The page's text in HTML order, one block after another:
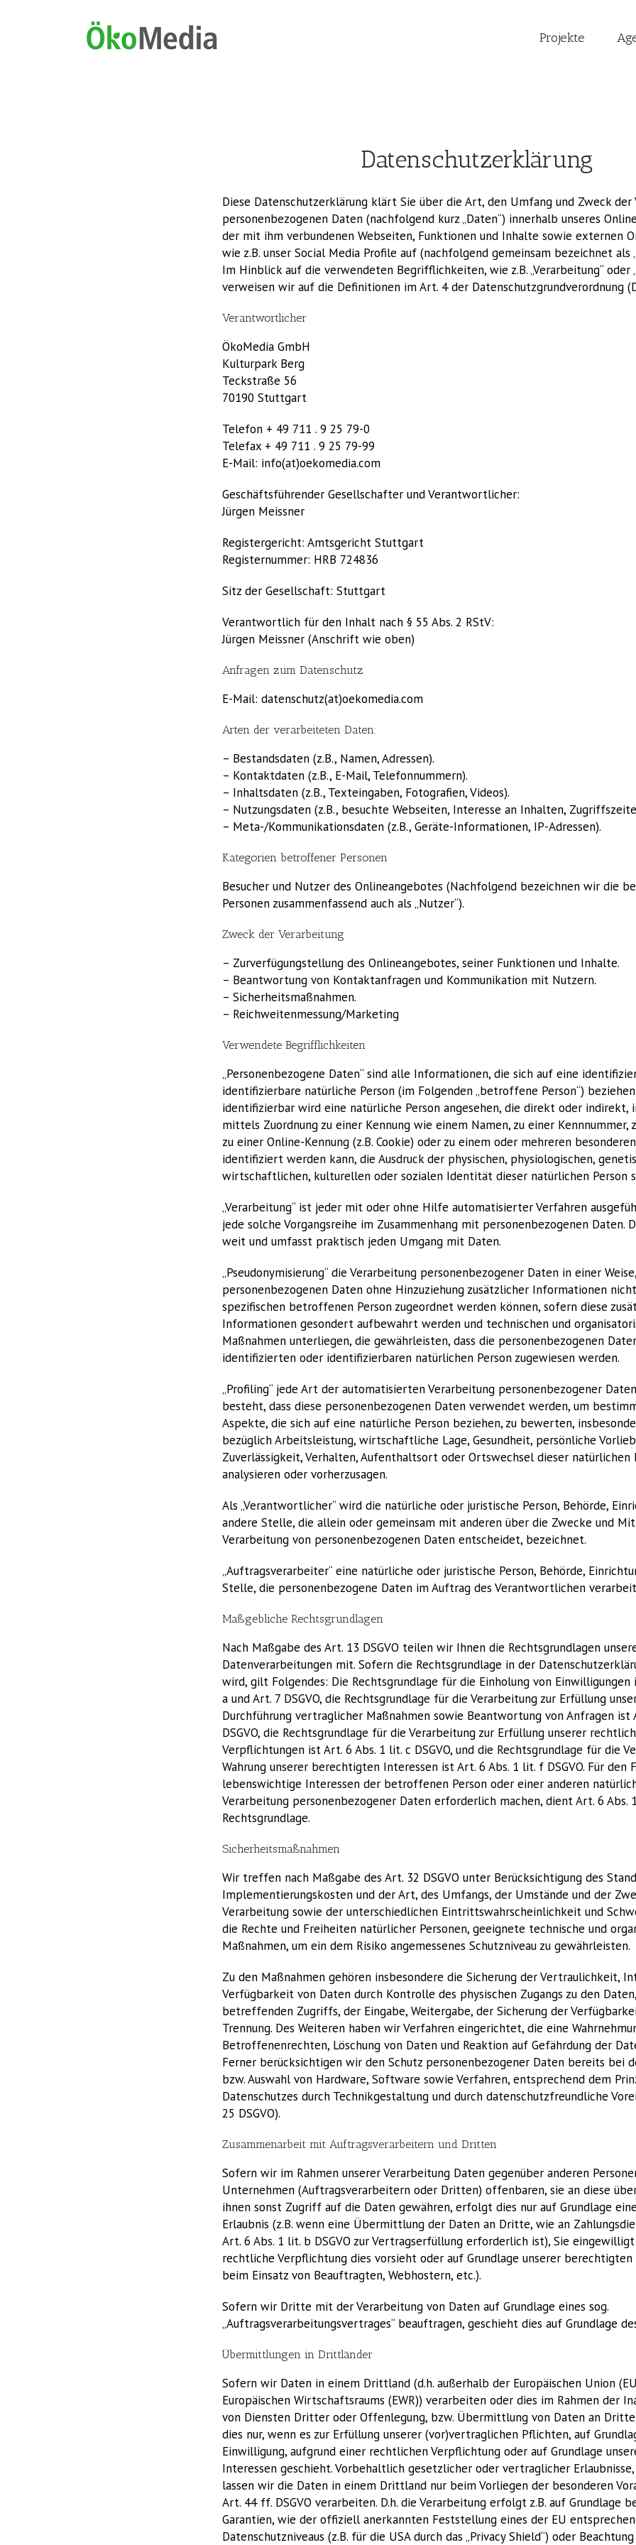
Projekte
Datenschutzerklärung
Diese Datenschutzerklärung klärt Sie über die Art, den Umfang und Zweck der
personenbezogenen Daten (nachfolgend kurz „Daten“) innerhalb unseres
der mit ihm verbundenen Webseiten, Funktionen und Inhalte sowie externen
wie z.B. unser Social Media Profile auf (nachfolgend gemeinsam bezeichnet als
Im Hinblick auf die verwendeten Begrifflichkeiten, wie z.B. „Verarbeitung“ oder
verweisen wir auf die Definitionen im Art. 4 der Datenschutzgrundverordnung
Verantwortlicher
ÖkoMedia GmbH
Kulturpark Berg
Teckstraße 56
70190 Stuttgart
Telefon + 49 711 . 9 25 79-0
Telefax + 49 711 . 9 25 79-99
E-Mail: info(at)oekomedia.com
Geschäftsführender Gesellschafter und Verantwortlicher:
Jürgen Meissner
Registergericht: Amtsgericht Stuttgart
Registernummer: HRB 724836
Sitz der Gesellschaft: Stuttgart
Verantwortlich für den Inhalt nach § 55 Abs. 2 RStV:
Jürgen Meissner (Anschrift wie oben)
Anfragen zum Datenschutz
E-Mail: datenschutz(at)oekomedia.com
Arten der verarbeiteten Daten:
– Bestandsdaten (z.B., Namen, Adressen).
– Kontaktdaten (z.B., E-Mail, Telefonnummern).
– Inhaltsdaten (z.B., Texteingaben, Fotografien, Videos).
– Nutzungsdaten (z.B., besuchte Webseiten, Interesse an Inhalten,
– Meta-/Kommunikationsdaten (z.B., Geräte-Informationen, IP-Adressen).
Kategorien betroffener Personen
Besucher und Nutzer des Onlineangebotes (Nachfolgend bezeichnen wir die
Personen zusammenfassend auch als „Nutzer“).
Zweck der Verarbeitung
– Zurverfügungstellung des Onlineangebotes, seiner Funktionen und Inhalte.
– Beantwortung von Kontaktanfragen und Kommunikation mit Nutzern.
– Sicherheitsmaßnahmen.
– Reichweitenmessung/Marketing
Verwendete Begrifflichkeiten
„Personenbezogene Daten“ sind alle Informationen, die sich auf eine
identifizierbare natürliche Person (im Folgenden „betroffene Person“)
identifizierbar wird eine natürliche Person angesehen, die direkt oder indirekt,
mittels Zuordnung zu einer Kennung wie einem Namen, zu einer Kennnummer,
zu einer Online-Kennung (z.B. Cookie) oder zu einem oder mehreren
identifiziert werden kann, die Ausdruck der physischen, physiologischen,
wirtschaftlichen, kulturellen oder sozialen Identität dieser natürlichen Person
„Verarbeitung“ ist jeder mit oder ohne Hilfe automatisierter Verfahren
jede solche Vorgangsreihe im Zusammenhang mit personenbezogenen Daten.
weit und umfasst praktisch jeden Umgang mit Daten.
„Pseudonymisierung“ die Verarbeitung personenbezogener Daten in einer
personenbezogenen Daten ohne Hinzuziehung zusätzlicher Informationen
spezifischen betroffenen Person zugeordnet werden können, sofern diese
Informationen gesondert aufbewahrt werden und technischen und
Maßnahmen unterliegen, die gewährleisten, dass die personenbezogenen
identifizierten oder identifizierbaren natürlichen Person zugewiesen werden.
„Profiling“ jede Art der automatisierten Verarbeitung personenbezogener
besteht, dass diese personenbezogenen Daten verwendet werden, um
Aspekte, die sich auf eine natürliche Person beziehen, zu bewerten,
bezüglich Arbeitsleistung, wirtschaftliche Lage, Gesundheit, persönliche
Zuverlässigkeit, Verhalten, Aufenthaltsort oder Ortswechsel dieser natürlichen
analysieren oder vorherzusagen.
Als „Verantwortlicher“ wird die natürliche oder juristische Person, Behörde,
andere Stelle, die allein oder gemeinsam mit anderen über die Zwecke und
Verarbeitung von personenbezogenen Daten entscheidet, bezeichnet.
„Auftragsverarbeiter“ eine natürliche oder juristische Person, Behörde,
Stelle, die personenbezogene Daten im Auftrag des Verantwortlichen
Maßgebliche Rechtsgrundlagen
Nach Maßgabe des Art. 13 DSGVO teilen wir Ihnen die Rechtsgrundlagen
Datenverarbeitungen mit. Sofern die Rechtsgrundlage in der
wird, gilt Folgendes: Die Rechtsgrundlage für die Einholung von Einwilligungen
a und Art. 7 DSGVO, die Rechtsgrundlage für die Verarbeitung zur Erfüllung
Durchführung vertraglicher Maßnahmen sowie Beantwortung von Anfragen ist
DSGVO, die Rechtsgrundlage für die Verarbeitung zur Erfüllung unserer
Verpflichtungen ist Art. 6 Abs. 1 lit. c DSGVO, und die Rechtsgrundlage für die
Wahrung unserer berechtigten Interessen ist Art. 6 Abs. 1 lit. f DSGVO. Für den
lebenswichtige Interessen der betroffenen Person oder einer anderen
Verarbeitung personenbezogener Daten erforderlich machen, dient Art. 6 Abs.
Rechtsgrundlage.
Sicherheitsmaßnahmen
Wir treffen nach Maßgabe des Art. 32 DSGVO unter Berücksichtigung des
Implementierungskosten und der Art, des Umfangs, der Umstände und der
Verarbeitung sowie der unterschiedlichen Eintrittswahrscheinlichkeit und
die Rechte und Freiheiten natürlicher Personen, geeignete technische und
Maßnahmen, um ein dem Risiko angemessenes Schutzniveau zu gewährleisten.
Zu den Maßnahmen gehören insbesondere die Sicherung der Vertraulichkeit,
Verfügbarkeit von Daten durch Kontrolle des physischen Zugangs zu den
betreffenden Zugriffs, der Eingabe, Weitergabe, der Sicherung der
Trennung. Des Weiteren haben wir Verfahren eingerichtet, die eine
Betroffenenrechten, Löschung von Daten und Reaktion auf Gefährdung der
Ferner berücksichtigen wir den Schutz personenbezogener Daten bereits bei
bzw. Auswahl von Hardware, Software sowie Verfahren, entsprechend dem
Datenschutzes durch Technikgestaltung und durch datenschutzfreundliche
25 DSGVO).
Zusammenarbeit mit Auftragsverarbeitern und Dritten
Sofern wir im Rahmen unserer Verarbeitung Daten gegenüber anderen
Unternehmen (Auftragsverarbeitern oder Dritten) offenbaren, sie an diese
ihnen sonst Zugriff auf die Daten gewähren, erfolgt dies nur auf Grundlage
Erlaubnis (z.B. wenn eine Übermittlung der Daten an Dritte, wie an
Art. 6 Abs. 1 lit. b DSGVO zur Vertragserfüllung erforderlich ist), Sie
rechtliche Verpflichtung dies vorsieht oder auf Grundlage unserer berechtigten
beim Einsatz von Beauftragten, Webhostern, etc.).
Sofern wir Dritte mit der Verarbeitung von Daten auf Grundlage eines sog.
„Auftragsverarbeitungsvertrages“ beauftragen, geschieht dies auf Grundlage
Übermittlungen in Drittländer
Sofern wir Daten in einem Drittland (d.h. außerhalb der Europäischen Union
Europäischen Wirtschaftsraums (EWR)) verarbeiten oder dies im Rahmen der
von Diensten Dritter oder Offenlegung, bzw. Übermittlung von Daten an
dies nur, wenn es zur Erfüllung unserer (vor)vertraglichen Pflichten, auf
Einwilligung, aufgrund einer rechtlichen Verpflichtung oder auf Grundlage
Interessen geschieht. Vorbehaltlich gesetzlicher oder vertraglicher
lassen wir die Daten in einem Drittland nur beim Vorliegen der besonderen
Art. 44 ff. DSGVO verarbeiten. D.h. die Verarbeitung erfolgt z.B. auf Grundlage
Garantien, wie der offiziell anerkannten Feststellung eines der EU
Datenschutzniveaus (z.B. für die USA durch das „Privacy Shield“) oder